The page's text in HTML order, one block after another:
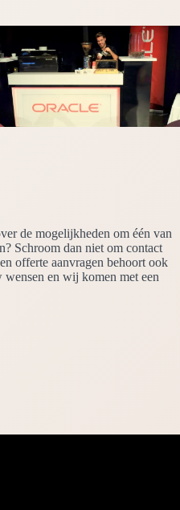
de mogelijkheden om één van
Schroom dan niet om contact
offerte aanvragen behoort ook
en wij komen met een